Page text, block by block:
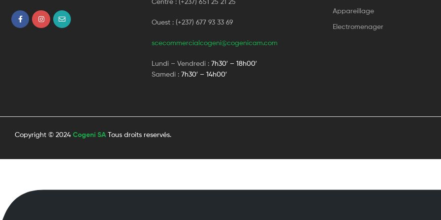
Ouest : (+237) 677 93 33 69
scecommercialcogeni@cogenicam.com
Lundi – Vendredi : 7h30′ – 18h00′
Samedi : 7h30′ – 14h00′
Appareillage
Electromenager
Copyright © 2024 Cogeni SA Tous droits reservés.